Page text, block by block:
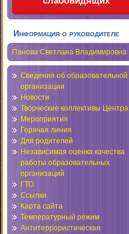
Информация о руководителе
Панова Светлана Владимировна
Сведения об образовательной
организации
Новости
Творческие коллективы Центра
Мероприятия
Горячая линия
Для родителей
Независимая оценка качества
работы образовательных
организаций
ГТО
Ссылки
Карта сайта
Температурный режим
Антитеррористическая